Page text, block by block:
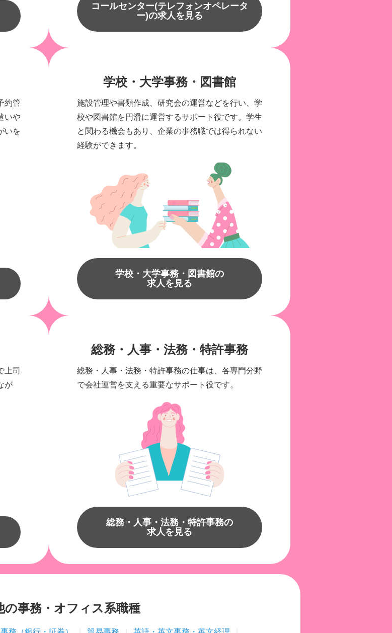
コールセンター(テレフォンオペレータ
ー)の求人を見る
約管
いや
いを
学校・大学事務・図書館
施設管理や書類作成、研究会の運営などを行い、学
校や図書館を円滑に運営するサポート役です。学生
と関わる機会もあり、企業の事務職では得られない
経験ができます。
学校・大学事務・図書館の
求人を見る
上司
が
総務・人事・法務・特許事務
総務・人事・法務・特許事務の仕事は、各専門分野
で会社運営を支える重要なサポート役です。
総務・人事・法務・特許事務の
求人を見る
の事務・オフィス系職種